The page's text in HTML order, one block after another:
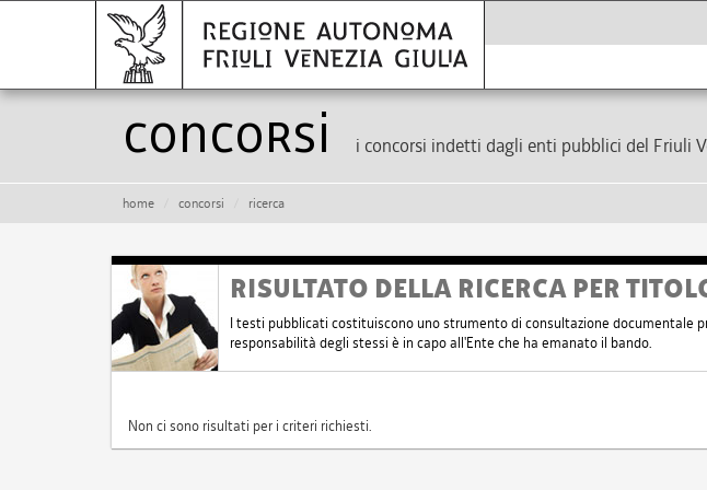
Concorsi i concorsi indetti dagli enti pubblici del Friuli
home concorsi ricerca
RISULTATO DELLA RICERCA PER
I testi pubblicati costituiscono uno strumento di consultazione documentale
responsabilità degli stessi è in capo all'Ente che ha emanato il bando.
Non ci sono risultati per i criteri richiesti.